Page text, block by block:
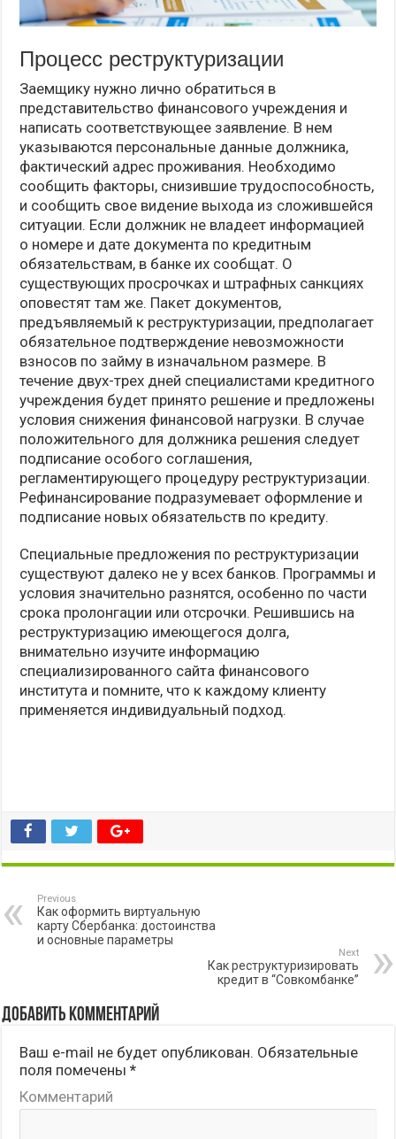
Процесс реструктуризации
Заемщику нужно лично обратиться в
представительство финансового учреждения и
написать соответствующее заявление. В нем
указываются персональные данные должника,
фактический адрес проживания. Необходимо
сообщить факторы, снизившие трудоспособность,
и сообщить свое видение выхода из сложившейся
ситуации. Если должник не владеет информацией
о номере и дате документа по кредитным
обязательствам, в банке их сообщат. О
существующих просрочках и штрафных санкциях
оповестят там же. Пакет документов,
предъявляемый к реструктуризации, предполагает
обязательное подтверждение невозможности
взносов по займу в изначальном размере. В
течение двух-трех дней специалистами кредитного
учреждения будет принято решение и предложены
условия снижения финансовой нагрузки. В случае
положительного для должника решения следует
подписание особого соглашения,
регламентирующего процедуру реструктуризации.
Рефинансирование подразумевает оформление и
подписание новых обязательств по кредиту.
Специальные предложения по реструктуризации
существуют далеко не у всех банков. Программы и
условия значительно разнятся, особенно по части
срока пролонгации или отсрочки. Решившись на
реструктуризацию имеющегося долга,
внимательно изучите информацию
специализированного сайта финансового
института и помните, что к каждому клиенту
применяется индивидуальный подход.
Previous
Как оформить виртуальную
карту Сбербанка: достоинства
и основные параметры
Next
Как реструктуризировать
кредит в “Совкомбанке”
Добавить комментарий
Ваш e-mail не будет опубликован. Обязательные
поля помечены*
Комментарий